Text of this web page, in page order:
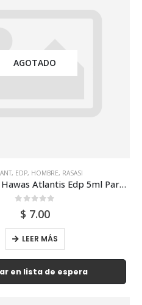
AGOTADO
, EDP, HOMBRE, RASASI
Decant Rasasi Hawas Atlantis Edp 5ml Para Hombre
out of 5
$ 7.00
LEER MÁS
en lista de espera